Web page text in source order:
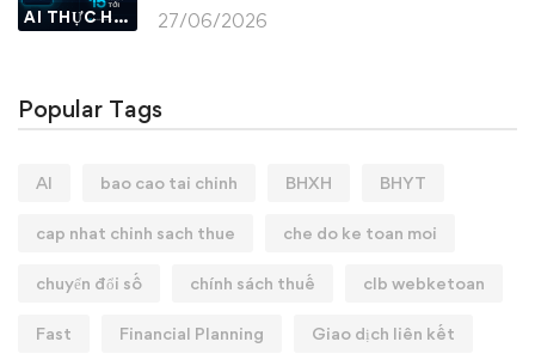
AI THỰC HÀNH 27/06/2026
Popular Tags
AI bao cao tai chinh BHXH BHYT
cap nhat chinh sach thue che do ke toan moi
chuyển đổi số chính sách thuế clb webketoan
Fast Financial Planning Giao dịch liên kết